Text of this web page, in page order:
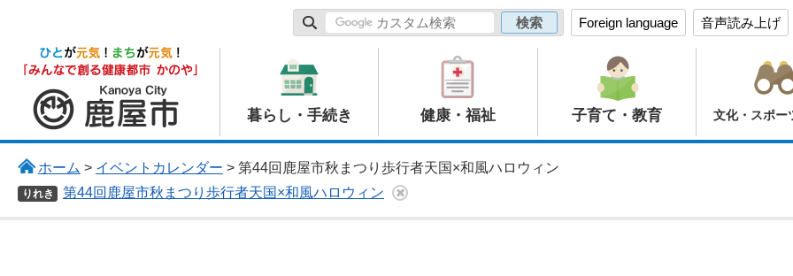
Foreign language 音声読み上げ
鹿屋市
暮らし・手続き 健康・福祉 子育て・教育 文化・スポー
ホーム > イベントカレンダー > 第44回鹿屋市秋まつり歩行者天国×和風ハロウィン
りれき 第44回鹿屋市秋まつり歩行者天国×和風ハロウィン